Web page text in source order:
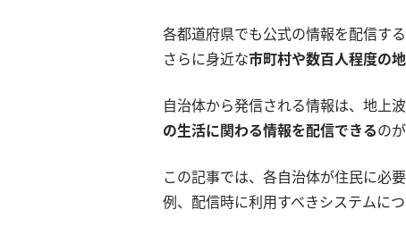
各都道府県でも公式の情報を配信す
さらに身近な市町村や数百人程度の
自治体から発信される情報は、地上
の生活に関わる情報を配信できるの
この記事では、各自治体が住民に必
例、配信時に利用すべきシステムにつ